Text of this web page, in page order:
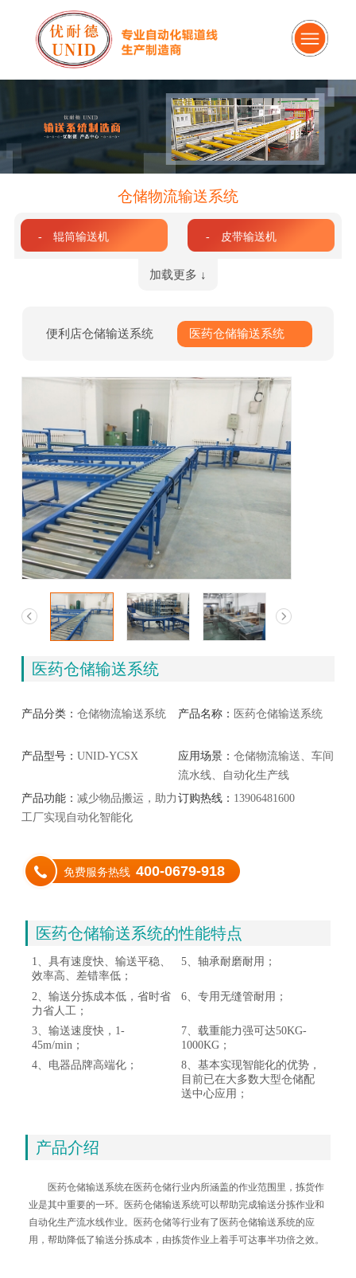
仓储物流输送系统
- 辊筒输送机 - 皮带输送机
加载更多 ↓
便利店仓储输送系统 医药仓储输送系统
医药仓储输送系统
产品分类： 仓储物流输送系统 产品名称： 医药仓储输送系统
产品型号： UNID-YCSX 应用场景： 仓储物流输送、车间
流水线、自动化生产线
产品功能： 减少物品搬运，助力
工厂实现自动化智能化
订购热线： 13906481600
免费服务热线 400-0679-918
医药仓储输送系统的性能特点
1、具有速度快、输送平稳、
效率高、差错率低；
5、轴承耐磨耐用；
2、输送分拣成本低，省时省
力省人工；
6、专用无缝管耐用；
3、输送速度快，1-
45m/min；
7、载重能力强可达50KG-
1000KG；
4、电器品牌高端化；
8、基本实现智能化的优势，
目前已在大多数大型仓储配
送中心应用；
产品介绍
医药仓储输送系统在医药仓储行业内所涵盖的作业范围里，拣货作
业是其中重要的一环。医药仓储输送系统可以帮助完成输送分拣作业和
自动化生产流水线作业。医药仓储等行业有了医药仓储输送系统的应
用，帮助降低了输送分拣成本，由拣货作业上着手可达事半功倍之效。